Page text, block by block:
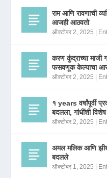
राम आणि रावणाची
आजही आठवतो
ऑक्टोबर 2, 2025
करण कुंद्राच्या माजी
फसवणूक केल्याचा
ऑक्टोबर 2, 2025
१ years वर्षांपूर्वी
बदलला, गांधींशी
ऑक्टोबर 2, 2025
अमल मलिक आणि
बदलले
ऑक्टोबर 1, 2025